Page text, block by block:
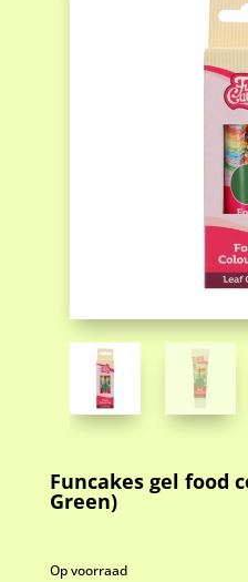
Funcakes gel food
Green)
Op voorraad